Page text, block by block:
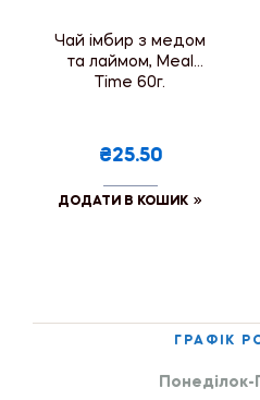
Чай імбир з медом
та лаймом, Meal
Time 60г.
₴25.50
ДОДАТИ В КОШИК
ГРАФІК
Понеділок-